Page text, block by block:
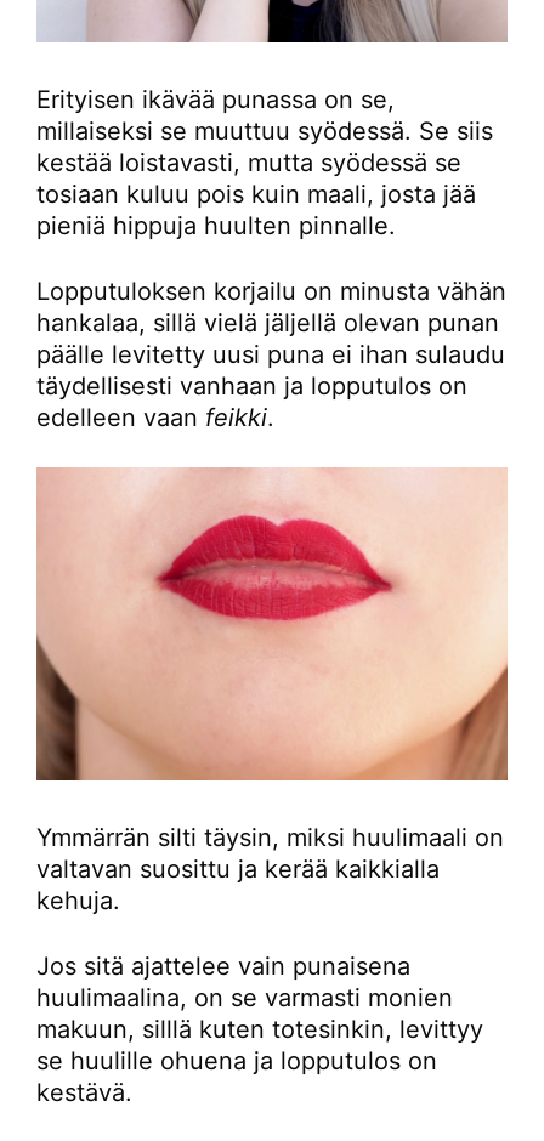
Erityisen ikävää punassa on se,
millaiseksi se muuttuu syödessä. Se siis
kestää loistavasti, mutta syödessä se
tosiaan kuluu pois kuin maali, josta jää
pieniä hippuja huulten pinnalle.
Lopputuloksen korjailu on minusta vähän
hankalaa, sillä vielä jäljellä olevan punan
päälle levitetty uusi puna ei ihan sulaudu
täydellisesti vanhaan ja lopputulos on
edelleen vaan feikki.
Ymmärrän silti täysin, miksi huulimaali on
valtavan suosittu ja kerää kaikkialla
kehuja.
Jos sitä ajattelee vain punaisena
huulimaalina, on se varmasti monien
makuun, silllä kuten totesinkin, levittyy
se huulille ohuena ja lopputulos on
kestävä.